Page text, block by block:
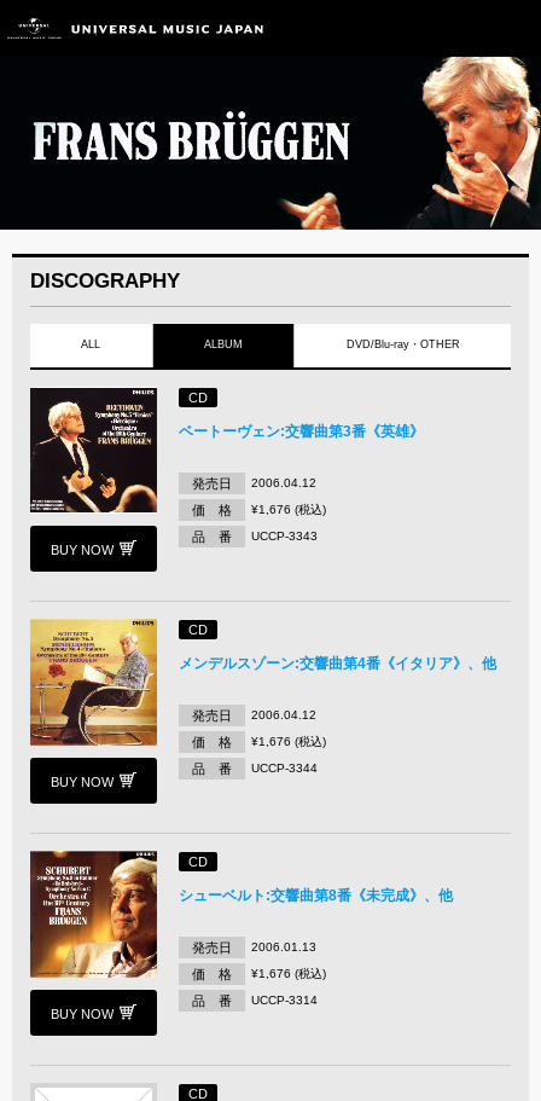
DISCOGRAPHY
ALL ALBUM DVD/Blu-ray・OTHER
BUY NOW
CD
ベートーヴェン:交響曲第3番《英雄》
発売日 2006.04.12
価 格 ¥1,676 (税込)
品 番 UCCP-3343
BUY NOW
CD
メンデルスゾーン:交響曲第4番《イタリア》、他
発売日 2006.04.12
価 格 ¥1,676 (税込)
品 番 UCCP-3344
BUY NOW
CD
シューベルト:交響曲第8番《未完成》、他
発売日 2006.01.13
価 格 ¥1,676 (税込)
品 番 UCCP-3314
CD